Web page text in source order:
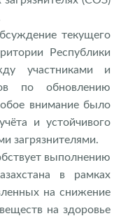
текущего
Республики
участниками и
по обновлению
внимание было
и устойчивого
загрязнителями.
выполнению
в рамках
на снижение
на здоровье